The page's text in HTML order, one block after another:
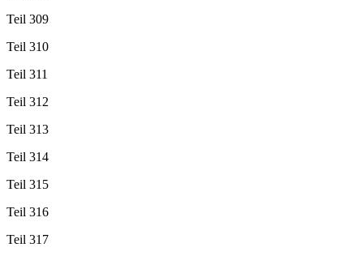
Teil 309
Teil 310
Teil 311
Teil 312
Teil 313
Teil 314
Teil 315
Teil 316
Teil 317